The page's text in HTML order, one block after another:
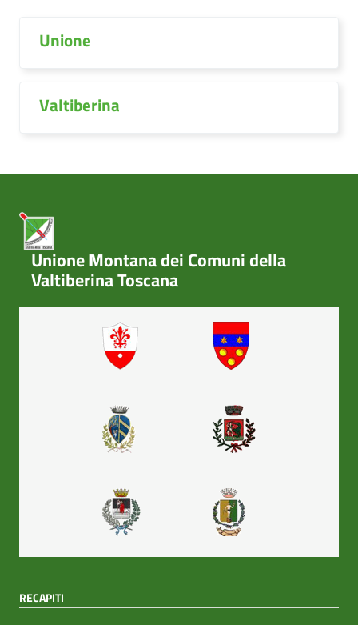
Unione
Valtiberina
Unione Montana dei Comuni della
Valtiberina Toscana
RECAPITI